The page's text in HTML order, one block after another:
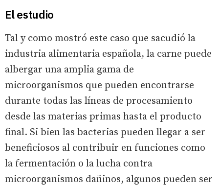
El estudio
Tal y como mostró este caso que sacudió la
industria alimentaria española, la carne puede
albergar una amplia gama de
microorganismos que pueden encontrarse
durante todas las líneas de procesamiento
desde las materias primas hasta el producto
final. Si bien las bacterias pueden llegar a ser
beneficiosos al contribuir en funciones como
la fermentación o la lucha contra
microorganismos dañinos, algunos pueden ser